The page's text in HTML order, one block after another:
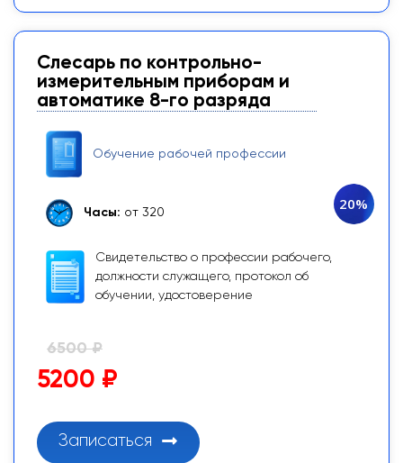
Слесарь по контрольно-
измерительным приборам и
автоматике 8-го разряда
Обучение рабочей профессии
Часы: от 320
Свидетельство о профессии рабочего,
должности служащего, протокол об
обучении, удостоверение
20%
6500 ₽
5200 ₽
Записаться